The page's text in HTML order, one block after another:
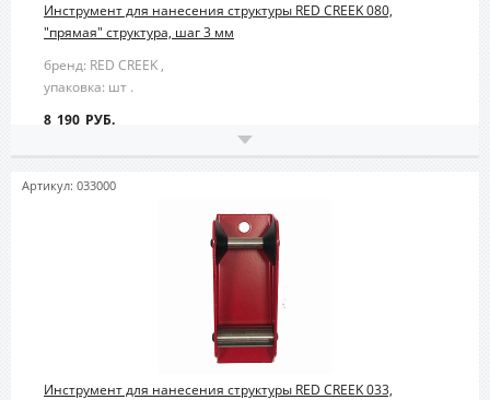
Инструмент для нанесения структуры RED CREEK 080,
"прямая" структура, шаг 3 мм
бренд: RED CREEK ,
упаковка: шт .
8 190 РУБ.
Артикул: 033000
Инструмент для нанесения структуры RED CREEK 033,